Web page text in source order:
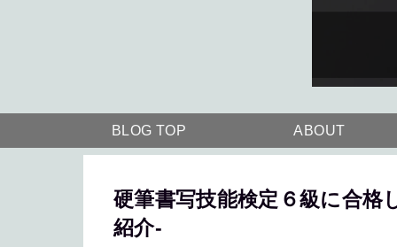
BLOG TOP ABOUT
硬筆書写技能検定６級に合
紹介-